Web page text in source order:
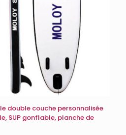
double couche personnalisée
SUP gonflable, planche de